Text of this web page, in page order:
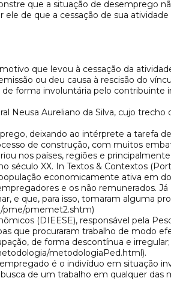
que a situação de desemprego
de que a cessação de sua
que levou à cessação da
ou deu causa à rescisão do
forma involuntária pelo contribuinte
Neusa Aureliano da Silva, cujo
deixando ao intérprete a tarefa de
de construção, com muitos
nos países, regiões e
XX. In Textos & Contextos
economicamente ativa em
e os não remunerados.
e que, para isso, tomaram alguma
pme/pmemet2.shtm)
(DIEESE), responsável pela
que procuraram trabalho de modo
de forma descontínua e
metodologiaPed.html).
é o indivíduo em situação
de um trabalho em qualquer das